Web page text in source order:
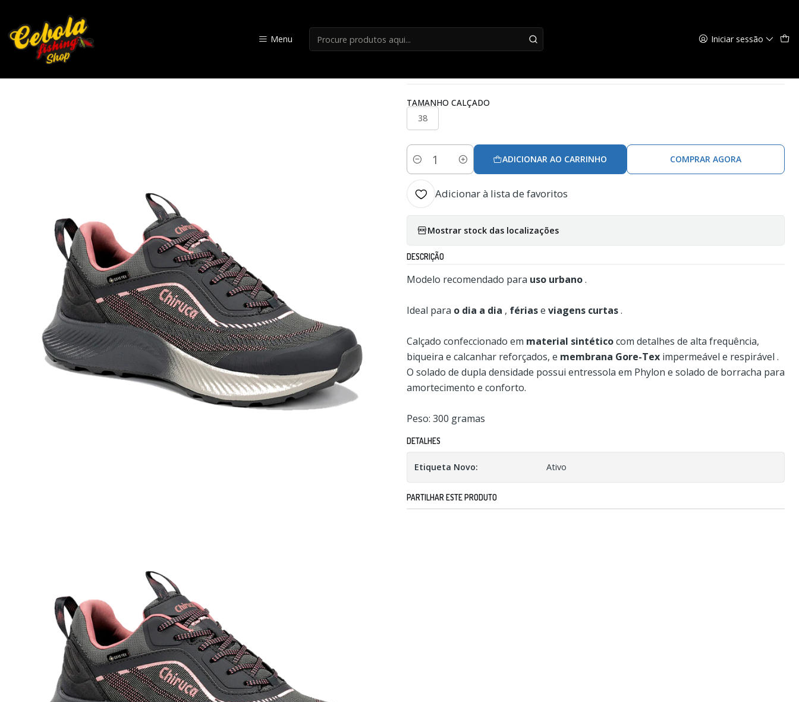
Menu Iniciar sessão
|
TAMANHO CALÇADO
38
Quantidade
ADICIONAR AO CARRINHO COMPRAR AGORA
Adicionar à lista de favoritos
Mostrar stock das localizações
DESCRIÇÃO
Modelo recomendado para uso urbano.
Ideal para o dia a dia , fériase viagens curtas.
Calçado confeccionado em material sintéticocom detalhes de alta frequência,
biqueira e calcanhar reforçados, e membrana Gore-Tex impermeável e respirável .
O solado de dupla densidade possui entressola em Phylon e solado de borracha para
amortecimento e conforto.
Peso: 300 gramas
DETALHES
Etiqueta Novo: Ativo
PARTILHAR ESTE PRODUTO